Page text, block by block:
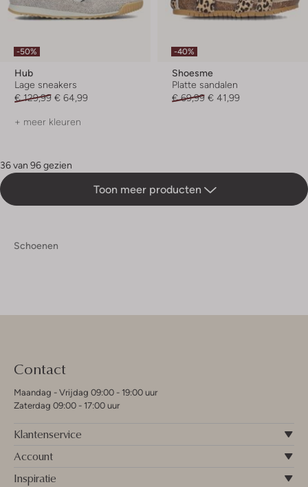
-50%
Hub
Lage sneakers
€ 129,99 € 64,99
+ meer kleuren
-40%
Shoesme
Platte sandalen
€ 69,99 € 41,99
36 van 96 gezien
Toon meer producten
Schoenen
Contact
Maandag - Vrijdag 09:00 - 19:00 uur
Zaterdag 09:00 - 17:00 uur
Klantenservice
Account
Inspiratie